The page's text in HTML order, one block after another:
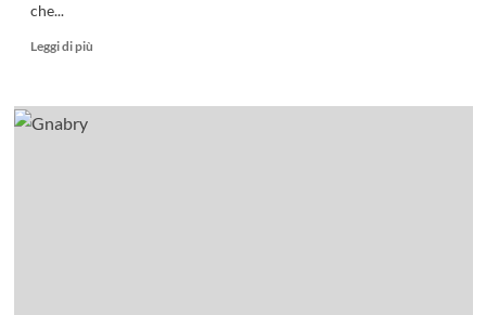
che...
Leggi di più